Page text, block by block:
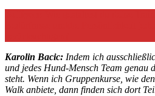
Karolin Bacic: Indem ich
und jedes Hund-Mensch Team genau
steht. Wenn ich Gruppenkurse, wie
Walk anbiete, dann finden sich dort